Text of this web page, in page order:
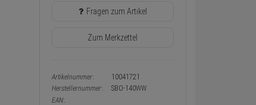
Fragen zum Artikel
Zum Merkzettel
Artikelnummer:
10041721
Herstellernummer:
SBO-140WW
EAN: